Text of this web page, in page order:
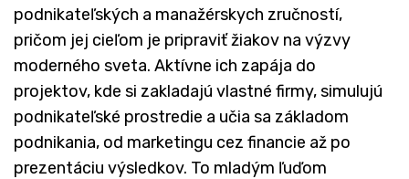
podnikateľských a manažérskych zručností,
pričom jej cieľom je pripraviť žiakov na výzvy
moderného sveta. Aktívne ich zapája do
projektov, kde si zakladajú vlastné firmy, simulujú
podnikateľské prostredie a učia sa základom
podnikania, od marketingu cez financie až po
prezentáciu výsledkov. To mladým ľuďom